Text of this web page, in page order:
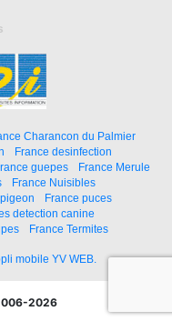
Charancon du Palmier
France desinfection
guepes
France Merule
France Nuisibles
France puces
detection canine
France Termites
mobile YV WEB.
2026